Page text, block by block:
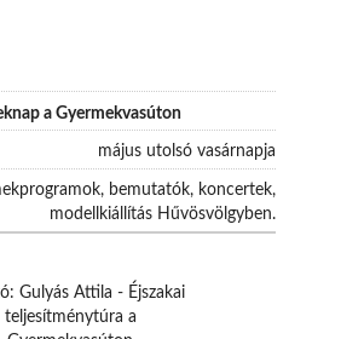
a Gyermekvasúton
május utolsó vasárnapja
bemutatók, koncertek,
modellkiállítás Hűvösvölgyben.